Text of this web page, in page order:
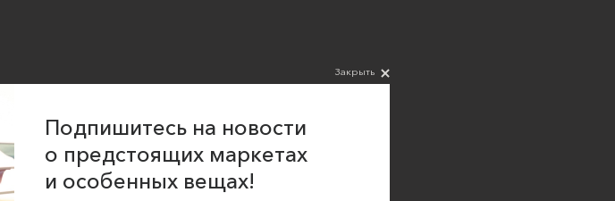
Закрыть
Подпишитесь на новости
о предстоящих маркетах
и особенных вещах!